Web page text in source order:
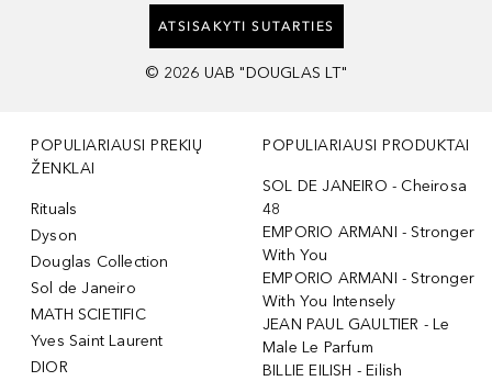
ATSISAKYTI SUTARTIES
© 2026 UAB "DOUGLAS LT"
POPULIARIAUSI PREKIŲ
ŽENKLAI
Rituals
Dyson
Douglas Collection
Sol de Janeiro
MATH SCIETIFIC
Yves Saint Laurent
DIOR
POPULIARIAUSI PRODUKTAI
SOL DE JANEIRO - Cheirosa
48
EMPORIO ARMANI - Stronger
With You
EMPORIO ARMANI - Stronger
With You Intensely
JEAN PAUL GAULTIER - Le
Male Le Parfum
BILLIE EILISH - Eilish